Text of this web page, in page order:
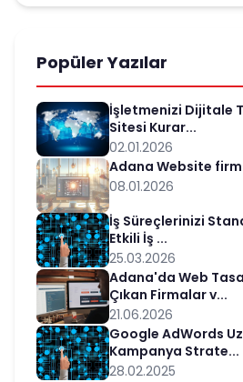
Popüler Yazılar
İşletmenizi Dijitale
Sitesi Kurar...
02.01.2026
Adana Website
08.01.2026
İş Süreçlerinizi
Etkili İş ...
25.03.2026
Adana'da Web
Çıkan Firmalar v...
21.06.2026
Google AdWords
Kampanya Strate...
28.02.2025